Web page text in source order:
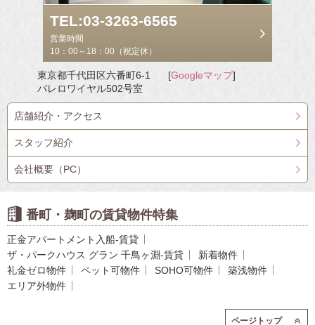
TEL:03-3263-6565
営業時間
10：00～18：00（祝定休）
東京都千代田区六番町6-1
パレロワイヤル502号室
[Googleマップ]
店舗紹介・アクセス
スタッフ紹介
会社概要（PC）
番町・麹町の賃貸物件特集
正金アパートメント入船-賃貸
ザ・パークハウス グラン 千鳥ヶ淵-賃貸
新着物件
礼金ゼロ物件
ペット可物件 SOHO可物件
築浅物件
エリア外物件
ページトップ